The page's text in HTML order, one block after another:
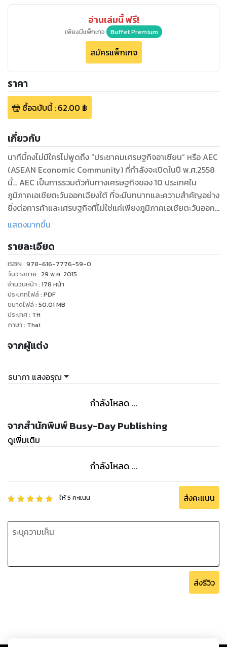
อ่านเล่มนี้ ฟรี!
เพียงมีแพ็กเกจ Buffet Premium
สมัครแพ็กเกจ
ราคา
ซื้อฉบับนี้: 62.00 ฿
เกี่ยวกับ
นาทีนี้คงไม่มีใครไม่พูดถึง “ประชาคมเศรษฐกิจอาเซียน” หรือ AEC
(ASEAN Economic Community) ที่กำลังจะเปิดในปี พ.ศ.2558
นี้... AEC เป็นการรวมตัวกันทางเศรษฐกิจของ 10 ประเทศใน
ภูมิภาคเอเชียตะวันออกเฉียงใต้ ที่จะมีบทบาทและความสำคัญอย่าง
ยิ่งต่อการค้าและเศรษฐกิจที่ไม่ใช่แค่เพียงภูมิภาคเอเชียตะวันออก
เฉียงใต้ แต่ยังเป็นที่จับตามองในระดับสำคัญจากประเทศต่างๆ ทั่ว
เมื่อเปิด AEC ประเทศไทยและประเทศสมาชิกรวม 10 ประเทศ จะ
เข้าร่วมเป็นหนึ่งเดียวกัน อันจะก่อให้เกิดประโยชน์และการ
เปลี่ยนแปลงในหลายๆ ด้าน ไม่ว่าจะเป็นด้านเศรษฐกิจ การเมือง
ความมั่นคง และวัฒนธรรม จึงเป็นเรื่องจำเป็นอย่างยิ่งที่เราจะต้อง
ทำความรู้จักกับประเทศสมาชิกทั้ง 10 ประเทศ ซึ่งรวมถึง
ประเทศไทยให้มากขึ้น เพื่อเรียนรู้ ทำความเข้าใจ และปรับตัวให้เข้า
เกี่ยวกับประชาคมเศรษฐกิจอาเซียน เนื้อหาทันสมัย ตรงประเด็น
เข้าใจง่าย เหมาะสำหรับเยาวชน นักเรียน นักศึกษา ครูอาจารย์ และ
บุคคลทั่วไป ที่กล่าวได้ว่า ณ นาทีนี้ใครรู้ก่อนย่อมได้เปรียบ
“อาเซียนต้องรู้” อ่านก่อน รู้ก่อน เตรียมตัวก่อน ได้เปรียบ
แน่นอน!!!
แสดงมากขึ้น
รายละเอียด
ISBN : 978-616-7776-59-0
วันวางขาย : 29 พ.ค. 2015
จำนวนหน้า : 178 หน้า
ประเภทไฟล์: PDF
ขนาดไฟล์: 50.01 MB
ประเทศ: TH
ภาษา : Thai
จากผู้แต่ง
ธนาภา แสงอรุณ
กำลังโหลด ...
จากสำนักพิมพ์ Busy-Day Publishing
ดูเพิ่มเติม
กำลังโหลด ...
ให้5 คะแนน ส่งคะแนน
ส่งรีวิว